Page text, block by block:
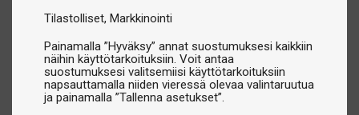
Tilastolliset Markkinointi
Painamalla ”Hyväksy” annat suostumuksesi kaikkiin
näihin käyttötarkoituksiin. Voit antaa
suostumuksesi valitsemiisi käyttötarkoituksiin
napsauttamalla niiden vieressä olevaa valintaruutua
ja painamalla ”Tallenna asetukset”.